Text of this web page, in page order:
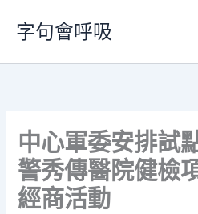
要
字句會呼吸
中心軍委安排試
警秀傳醫院健檢
經商活動